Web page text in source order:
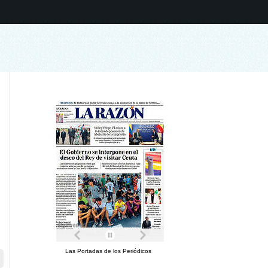
Las Portadas de los Periódicos